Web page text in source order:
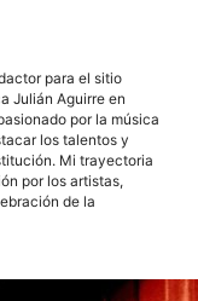
para el sitio
Julián Aguirre en
por la música
los talentos y
Mi trayectoria
por los artistas,
de la